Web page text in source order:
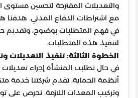
والتعديلات المقترحة لتحسين مستوى
مع اشتراطات الدفاع المدني. هدفنا
في فهم المتطلبات بوضوح، وتقديم
لتنفيذ هذه المتطلبات.
الخطوة الثالثة: تنفيذ التعديلات
في حال تطلبت المنشأة إجراء
أنظمة الحماية، تقدم شركتنا خدمة
وتركيب المعدات اللازمة. نحرص على